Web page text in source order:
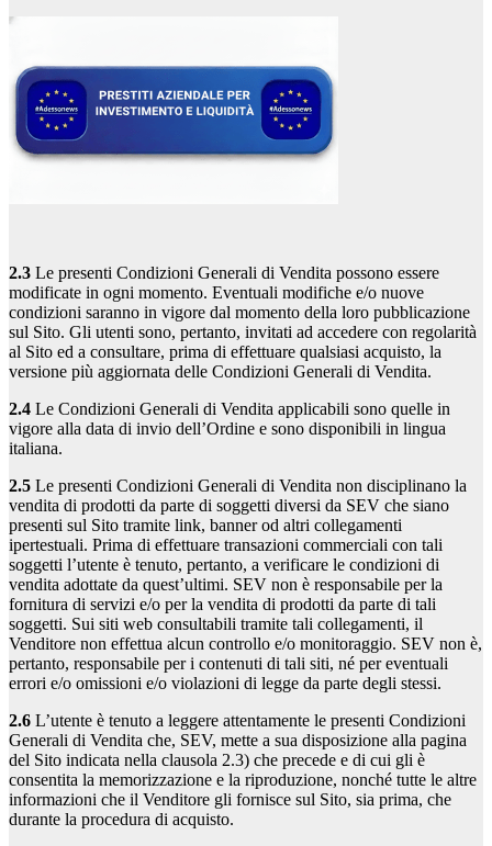
2.3 Le presenti Condizioni Generali di Vendita possono essere
modificate in ogni momento. Eventuali modifiche e/o nuove
condizioni saranno in vigore dal momento della loro pubblicazione
sul Sito. Gli utenti sono, pertanto, invitati ad accedere con regolarità
al Sito ed a consultare, prima di effettuare qualsiasi acquisto, la
versione più aggiornata delle Condizioni Generali di Vendita.
2.4 Le Condizioni Generali di Vendita applicabili sono quelle in
vigore alla data di invio dell’Ordine e sono disponibili in lingua
italiana.
2.5 Le presenti Condizioni Generali di Vendita non disciplinano la
vendita di prodotti da parte di soggetti diversi da SEV che siano
presenti sul Sito tramite link, banner od altri collegamenti
ipertestuali. Prima di effettuare transazioni commerciali con tali
soggetti l’utente è tenuto, pertanto, a verificare le condizioni di
vendita adottate da quest’ultimi. SEV non è responsabile per la
fornitura di servizi e/o per la vendita di prodotti da parte di tali
soggetti. Sui siti web consultabili tramite tali collegamenti, il
Venditore non effettua alcun controllo e/o monitoraggio. SEV non è,
pertanto, responsabile per i contenuti di tali siti, né per eventuali
errori e/o omissioni e/o violazioni di legge da parte degli stessi.
2.6 L’utente è tenuto a leggere attentamente le presenti Condizioni
Generali di Vendita che, SEV, mette a sua disposizione alla pagina
del Sito indicata nella clausola 2.3) che precede e di cui gli è
consentita la memorizzazione e la riproduzione, nonché tutte le altre
informazioni che il Venditore gli fornisce sul Sito, sia prima, che
durante la procedura di acquisto.